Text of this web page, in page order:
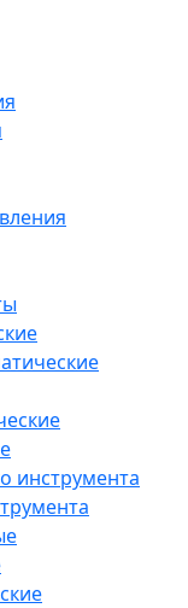
инструмента